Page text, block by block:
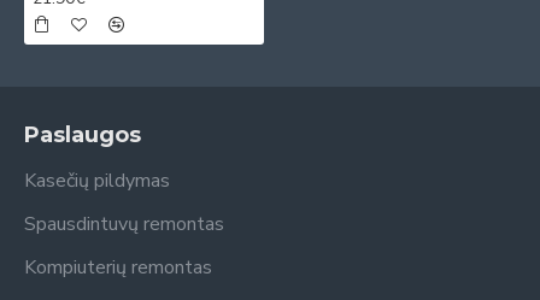
Paslaugos
Kasečių pildymas
Spausdintuvų remontas
Kompiuterių remontas